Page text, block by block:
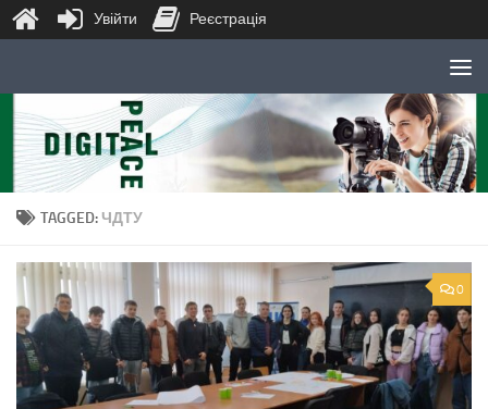
Skip to content
TAGGED: ЧДТУ
0
Увійти Реєстрація